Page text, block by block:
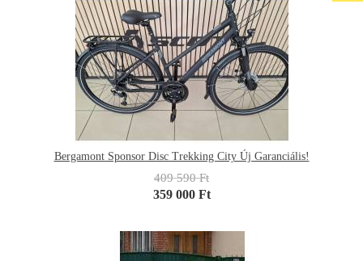
Bergamont Sponsor Disc Trekking City Új Garanciális!
409 590 Ft
359 000 Ft